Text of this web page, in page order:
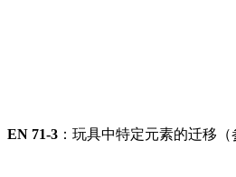
EN 71-3 ：玩具中特定元素的迁移（